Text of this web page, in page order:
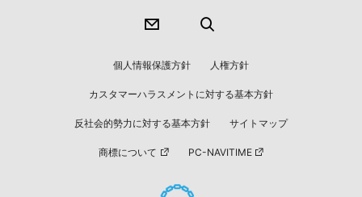
個人情報保護方針 人権方針
カスタマーハラスメントに対する基本方針
反社会的勢力に対する基本方針 サイトマップ
商標について PC-NAVITIME